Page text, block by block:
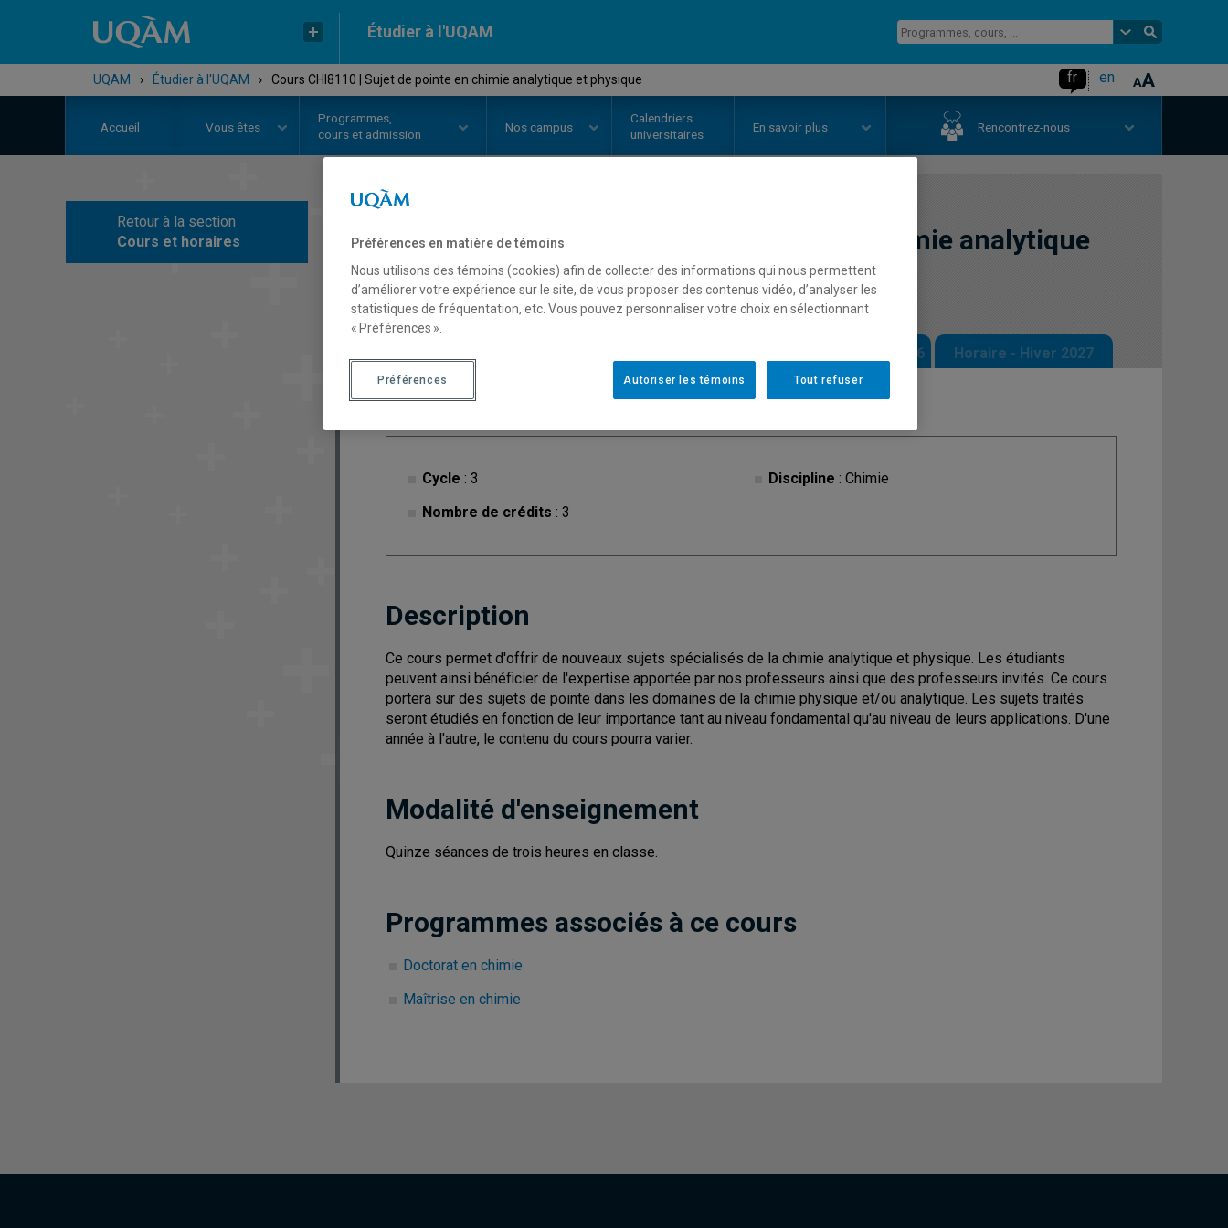
Étudier à l'UQAM
UQAM › Étudier à l'UQAM › Cours CHI8110 | Sujet de pointe en chimie analytique et physique fr en
Accueil Vous êtes
Programmes,
cours et admission
Nos campus
Calendriers
universitaires
En savoir plus Rencontrez-nous
Retour à la section
Cours et horaires
COURS// CHI8110
Sujet de pointe en chimie analytique
et physique
Horaire - Automne 2026 Horaire - Hiver 2027
Cycle : 3
Nombre de crédits : 3
Discipline : Chimie
Description
Ce cours permet d'offrir de nouveaux sujets spécialisés de la chimie analytique et physique. Les étudiants
peuvent ainsi bénéficier de l'expertise apportée par nos professeurs ainsi que des professeurs invités. Ce cours
portera sur des sujets de pointe dans les domaines de la chimie physique et/ou analytique. Les sujets traités
seront étudiés en fonction de leur importance tant au niveau fondamental qu'au niveau de leurs applications. D'une
année à l'autre, le contenu du cours pourra varier.
Modalité d'enseignement
Quinze séances de trois heures en classe.
Programmes associés à ce cours
Doctorat en chimie
Maîtrise en chimie
Préférences en matière de témoins
Nous utilisons des témoins (cookies) afin de collecter des informations qui nous permettent
d’améliorer votre expérience sur le site, de vous proposer des contenus vidéo, d’analyser les
statistiques de fréquentation, etc. Vous pouvez personnaliser votre choix en sélectionnant
« Préférences ».
Tout refuser
Autoriser les témoins
Préférences